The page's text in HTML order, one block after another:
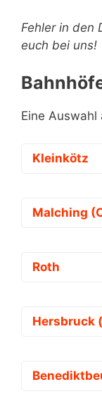
Fehler in den
euch bei uns!
Eine
Kleinkötz
Malching
Roth
Hersbruck